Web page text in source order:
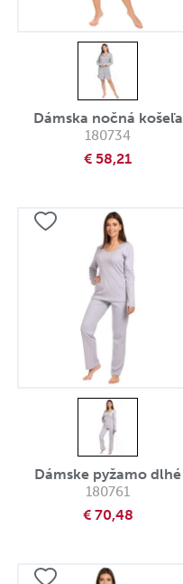
Dámska nočná košeľa
180734
€ 58,21
Dámske pyžamo dlhé
180761
€ 70,48